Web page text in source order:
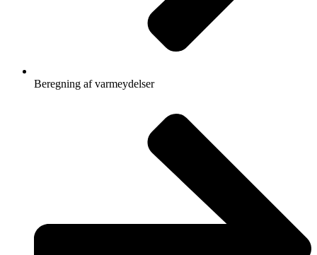
Beregning af varmeydelser